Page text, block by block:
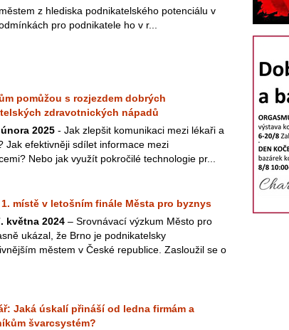
z hlediska podnikatelského potenciálu v
pro podnikatele ho v r...
pomůžou s rozjezdem dobrých
zdravotnických nápadů
2025 - Jak zlepšit komunikaci mezi lékaři a
Jak efektivněji sdílet informace mezi
Nebo jak využít pokročilé technologie pr...
místě v letošním finále Města pro byznys
května 2024 – Srovnávací výzkum Město pro
ukázal, že Brno je podnikatelsky
městem v České republice. Zasloužil se o
Jaká úskalí přináší od ledna firmám a
švarcsystém?